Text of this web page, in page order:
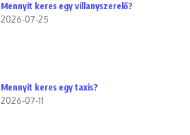
Mennyit keres egy villanyszerelő?
2026-07-25
Mennyit keres egy taxis?
2026-07-11